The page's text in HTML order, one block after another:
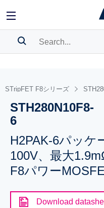
BOOKMARK
Pleaselog into show your
STripFET F8シリーズ
STH280N10F8-
6
H2PAK-6パッケ
100V、最大
F8パワー
Download